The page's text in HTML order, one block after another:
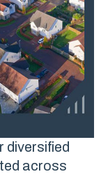
diversified
across